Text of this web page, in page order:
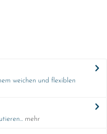
weichen und flexiblen
mehr